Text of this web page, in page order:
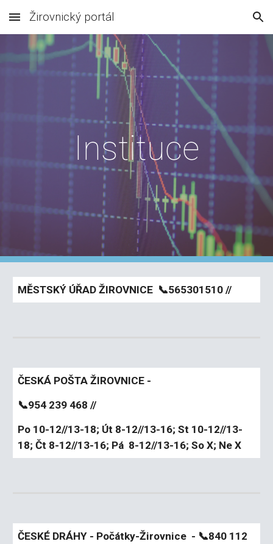
Skip to main content Skip to navigation
Žirovnický portál
Instituce
MĚSTSKÝ ÚŘAD ŽIROVNICE 📞565301510 //
ČESKÁ POŠTA ŽIROVNICE -
📞954 239 468 //
Po 10-12//13-18; Út 8-12//13-16; St 10-12//13-
18; Čt 8-12//13-16; Pá 8-12//13-16; So X; Ne X
ČESKÉ DRÁHY - Počátky-Žirovnice - 📞840 112